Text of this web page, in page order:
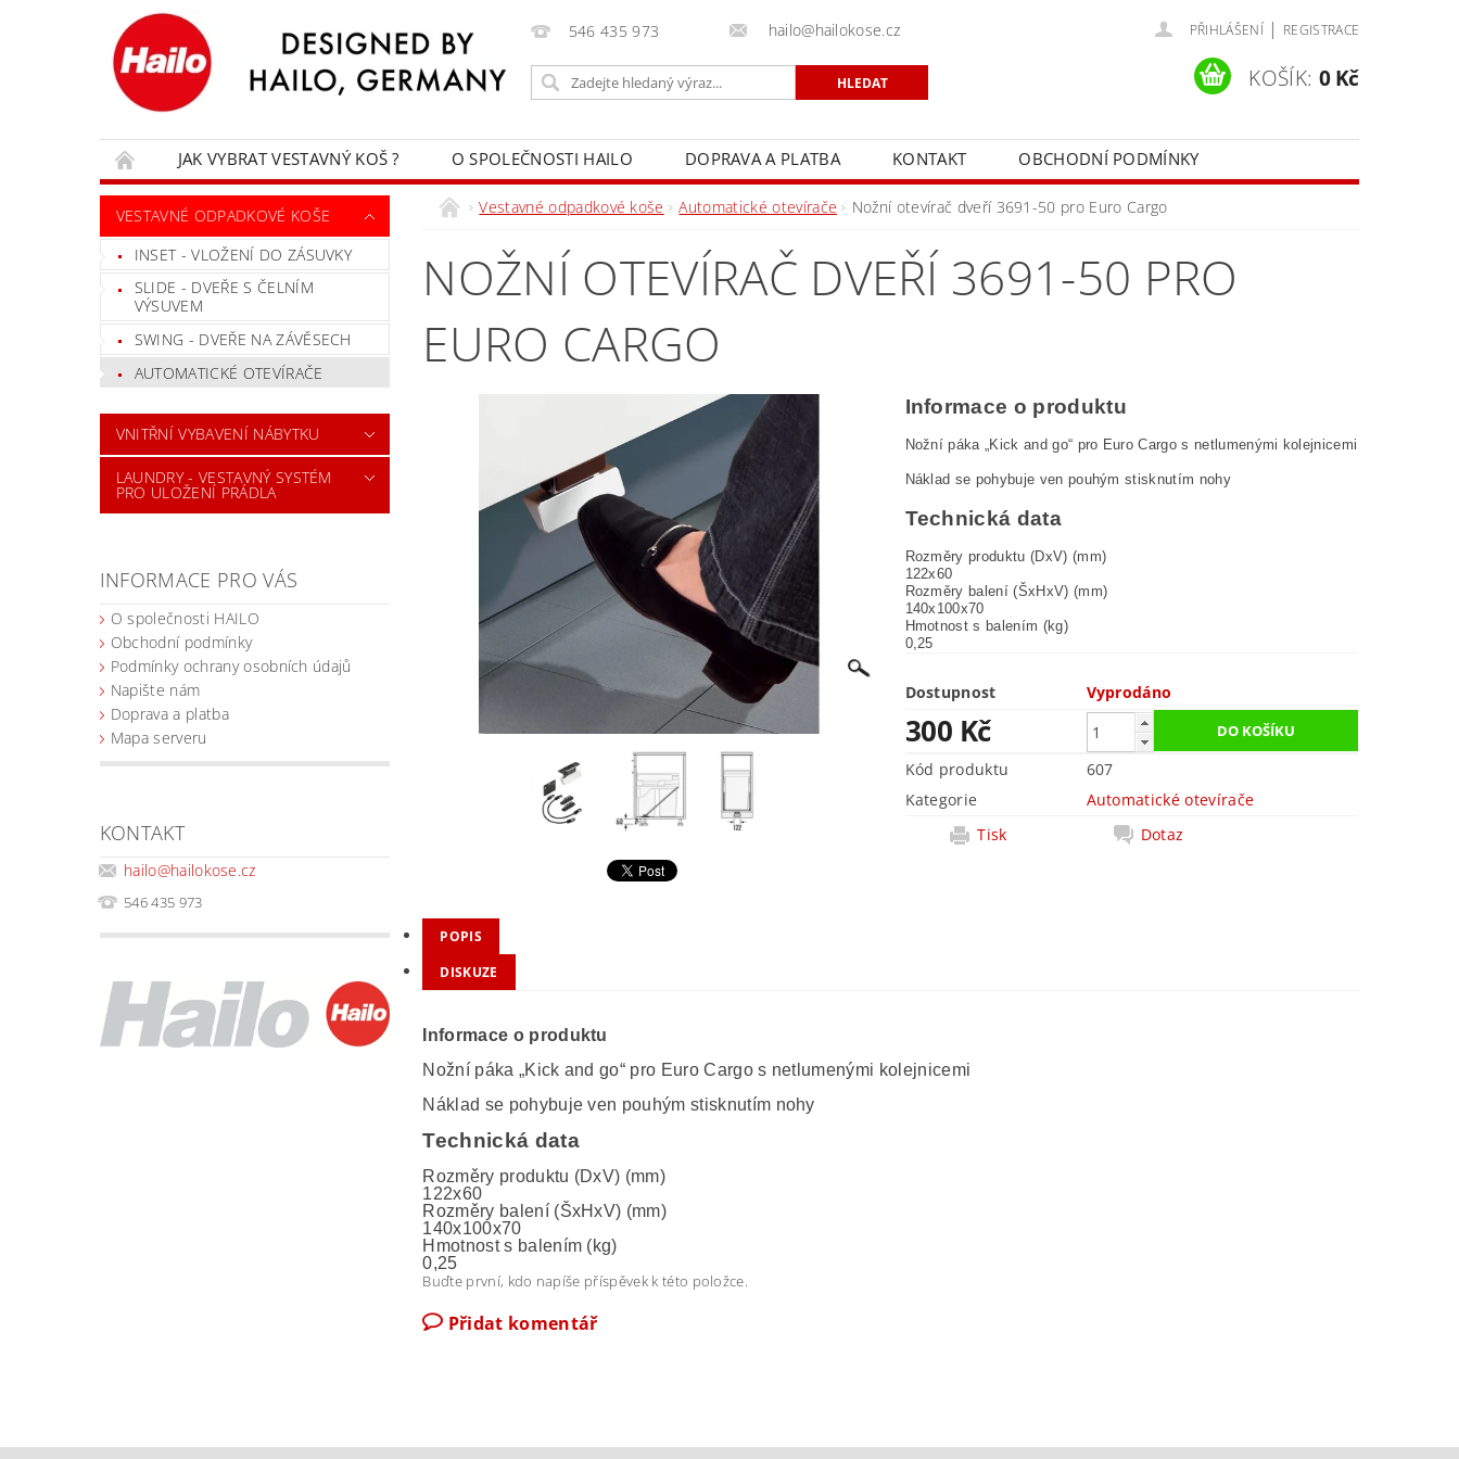
546 435 973 hailo@hailokose.cz PŘIHLÁŠENÍ | REGISTRACE
KOŠÍK: 0 Kč
JAK VYBRAT VESTAVNÝ KOŠ ? O SPOLEČNOSTI HAILO DOPRAVA A PLATBA KONTAKT OBCHODNÍ PODMÍNKY
VESTAVNÉ ODPADKOVÉ KOŠE
INSET - VLOŽENÍ DO ZÁSUVKY
SLIDE - DVEŘE S ČELNÍM
VÝSUVEM
SWING - DVEŘE NA ZÁVĚSECH
AUTOMATICKÉ OTEVÍRAČE
VNITŘNÍ VYBAVENÍ NÁBYTKU
LAUNDRY - VESTAVNÝ SYSTÉM
PRO ULOŽENÍ PRÁDLA
INFORMACE PRO VÁS
O společnosti HAILO
Obchodní podmínky
Podmínky ochrany osobních údajů
Napište nám
Doprava a platba
Mapa serveru
KONTAKT
hailo@hailokose.cz
546 435 973
Vestavné odpadkové koše Automatické otevírače Nožní otevírač dveří 3691-50 pro Euro Cargo
NOŽNÍ OTEVÍRAČ DVEŘÍ 3691-50 PRO
EURO CARGO
Informace o produktu
Nožní páka „Kick and go“ pro Euro Cargo s netlumenými kolejnicemi
Technická data
Rozměry produktu (DxV) (mm)
122x60
Rozměry balení (ŠxHxV) (mm)
140x100x70
Hmotnost s balením (kg)
0,25
Dostupnost Vyprodáno
300 Kč
Kód produktu
607
Kategorie
Automatické otevírače
Tisk
Dotaz
POPIS
DISKUZE
Informace o produktu
Nožní páka „Kick and go“ pro Euro Cargo s netlumenými kolejnicemi
Náklad se pohybuje ven pouhým stisknutím nohy
Technická data
Rozměry produktu (DxV) (mm)
122x60
Rozměry balení (ŠxHxV) (mm)
140x100x70
Hmotnost s balením (kg)
0,25
Buďte první, kdo napíše příspěvek k této položce.
Přidat komentář